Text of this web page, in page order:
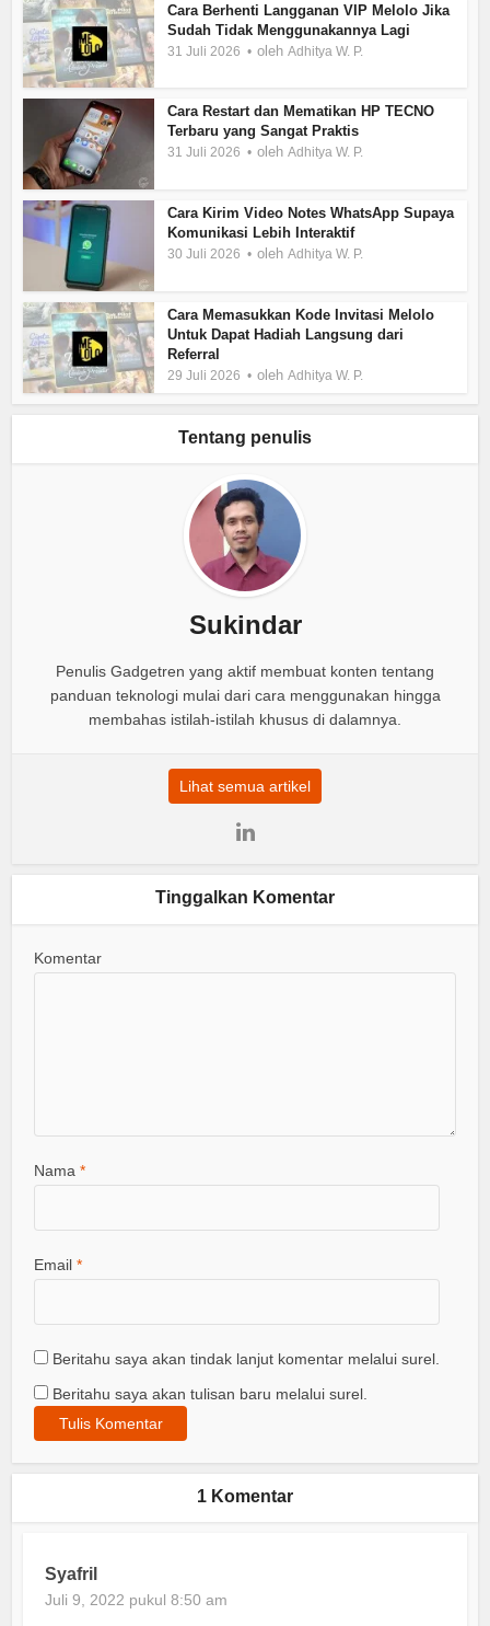
Cara Berhenti Langganan VIP Melolo Jika
Sudah Tidak Menggunakannya Lagi
31 Juli 2026 olehAdhitya W. P.
Cara Restart dan Mematikan HP TECNO
Terbaru yang Sangat Praktis
31 Juli 2026 olehAdhitya W. P.
Cara Kirim Video Notes WhatsApp Supaya
Komunikasi Lebih Interaktif
30 Juli 2026 olehAdhitya W. P.
Cara Memasukkan Kode Invitasi Melolo
Untuk Dapat Hadiah Langsung dari
Referral
29 Juli 2026 olehAdhitya W. P.
Tentang penulis
Sukindar
Penulis Gadgetren yang aktif membuat konten tentang
panduan teknologi mulai dari cara menggunakan hingga
membahas istilah-istilah khusus di dalamnya.
Lihat semua artikel
Tinggalkan Komentar
Komentar
Nama*
Email*
Beritahu saya akan tindak lanjut komentar melalui surel.
Beritahu saya akan tulisan baru melalui surel.
1 Komentar
Syafril
Juli 9, 2022 pukul 8:50 am